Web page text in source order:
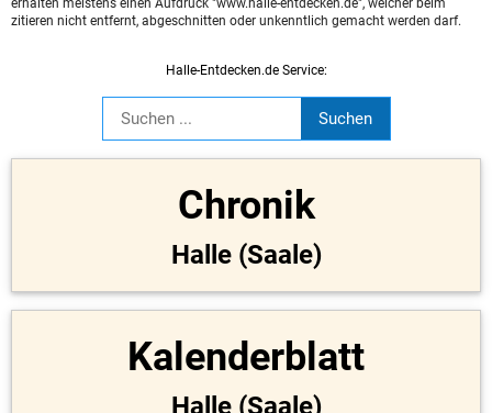
erhalten meistens einen Aufdruck "www.halle-entdecken.de", welcher beim
zitieren nicht entfernt, abgeschnitten oder unkenntlich gemacht werden darf.
Halle-Entdecken.de Service:
Chronik
Halle (Saale)
Kalenderblatt
Halle (Saale)